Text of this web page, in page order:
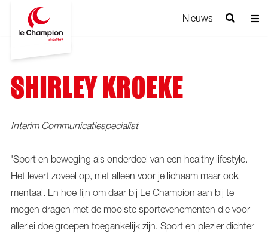
Nieuws
SHIRLEY KROEKE
Interim Communicatiespecialist
'Sport en beweging als onderdeel van een healthy lifestyle.
Het levert zoveel op, niet alleen voor je lichaam maar ook
mentaal. En hoe fijn om daar bij Le Champion aan bij te
mogen dragen met de mooiste sportevenementen die voor
allerlei doelgroepen toegankelijk zijn. Sport en plezier dichter